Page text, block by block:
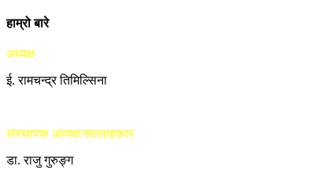
हाम्रो बारे
अध्यक्ष
ई. रामचन्द्र तिमिल्सिना
संस्थापक अध्यक्ष/सल्लाहकार
डा. राजु गुरुङ्ग